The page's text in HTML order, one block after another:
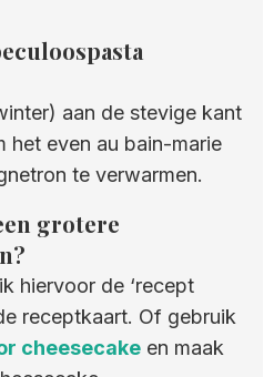
aan de stevige kant
het even au bain-marie
te verwarmen.
grotere
hiervoor de ‘recept
receptkaart. Of gebruik
cheesecake en maak